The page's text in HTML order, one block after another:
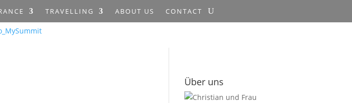
TRAVELLING ABOUT US CONTACT
Über uns